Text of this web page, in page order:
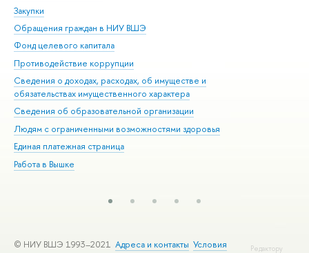
Закупки
Обращения граждан в НИУ ВШЭ
Фонд целевого капитала
Противодействие коррупции
Сведения о доходах, расходах, об имуществе и
обязательствах имущественного характера
Сведения об образовательной организации
Людям с ограниченными возможностями здоровья
Единая платежная страница
Работа в Вышке
Редактору
© НИУ ВШЭ 1993–2021 Адреса и контакты Условия